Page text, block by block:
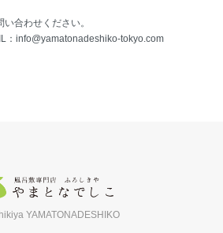
合わせください。
： info@yamatonadeshiko-tokyo.com
YAMATONADESHIKO